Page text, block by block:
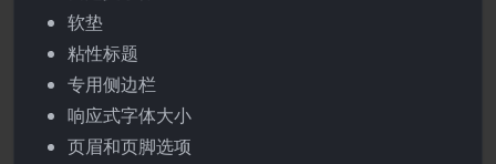
软垫
粘性标题
专用侧边栏
响应式字体大小
页眉和页脚选项